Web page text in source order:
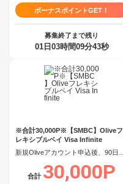
ボーナスポイントGET！
募集終了まで残り
01日03時間09分42秒
※合計30,000P※【SMBC】Oliveフ
レキシブルペイ Visa Infinite
合計 30,000P